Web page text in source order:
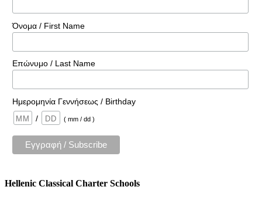
Όνομα / First Name
Επώνυμο / Last Name
Ημερομηνία Γεννήσεως / Birthday
/
( mm / dd )
Hellenic Classical Charter Schools